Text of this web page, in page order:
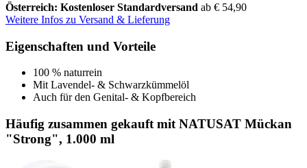
Österreich: Kostenloser Standardversand ab € 54,90
Weitere Infos zu Versand & Lieferung
Eigenschaften und Vorteile
100 % naturrein
Mit Lavendel- & Schwarzkümmelöl
Auch für den Genital- & Kopfbereich
Häufig zusammen gekauft mit NATUSAT Mückan
"Strong", 1.000 ml